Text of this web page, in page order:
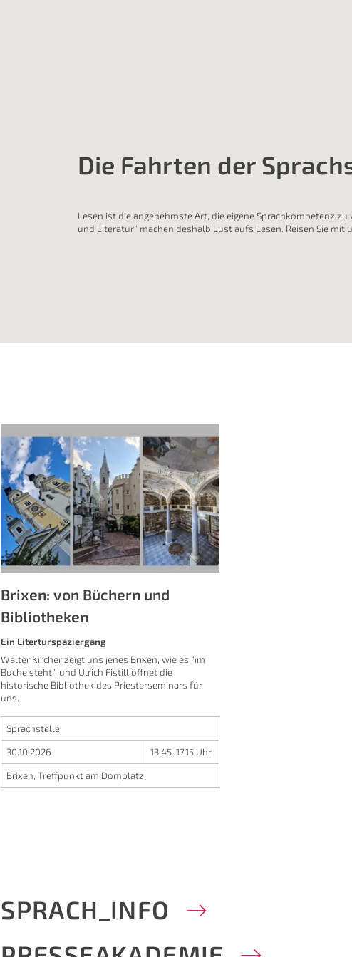
Die Fahrten der
Lesen ist die angenehmste Art, die eigene Sprachkompetenz
und Literatur“ machen deshalb Lust aufs Lesen. Reisen Sie mit
Brixen: von Büchern und
Bibliotheken
Ein Literturspaziergang
Walter Kircher zeigt uns jenes Brixen, wie es “im
Buche steht”, und Ulrich Fistill öffnet die
historische Bibliothek des Priesterseminars für
uns.
Sprachstelle
30.10.2026 13.45-17.15 Uhr
Brixen, Treffpunkt am Domplatz
SPRACH_INFO